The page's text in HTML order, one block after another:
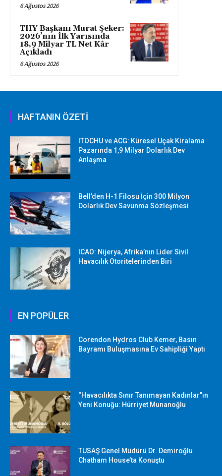
6 Ağustos 2026
THY Başkanı Murat Şeker:
2026’nın İlk Yarısında
18,9 Milyar TL Net Kâr
Açıkladı
6 Ağustos 2026
HAFTANIN ÖZETİ
ITOCHU ve ACG: Küresel Uçak Kiralama
Pazarında 1,9 Milyar Dolarlık Dev
Anlaşma
Bell’den H-1 Filosu İçin 300 Milyon
Dolarlık Dev Savunma Sözleşmesi
ICAO: Nijerya, Afrika’nın Lider Sivil
Havacılık Otoritelerinden Biri
EN POPÜLER
Corendon Hydros Club Kemer, Basın
Bayramı Buluşmasına Ev Sahipliği Yaptı
“Havacılıkta Sınır Tanımayan Kadınlar”ın
Yeni Konuğu: Hürriyet Munanoğlu
TUSAŞ Genel Müdürü Dr. Demiroğlu
Chatham House’ta Konuştu